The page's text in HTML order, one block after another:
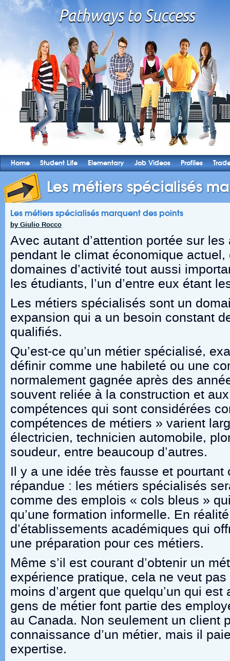
Home Student Life Elementary Job Videos Profiles
Les métiers spécialisés
Les métiers spécialisés marquent des points
by Giulio Rocco
Avec autant d’attention portée sur
pendant le climat économique actuel,
domaines d’activité tout aussi
les étudiants, l’un d’entre eux étant
Les métiers spécialisés sont un
expansion qui a un besoin constant
qualifiés.
Qu’est-ce qu’un métier spécialisé,
définir comme une habileté ou une
normalement gagnée après des
souvent reliée à la construction et
compétences qui sont considérées
compétences de métiers » varient
électricien, technicien automobile,
soudeur, entre beaucoup d’autres.
Il y a une idée très fausse et pourtant
répandue : les métiers spécialisés
comme des emplois « cols bleus »
qu’une formation informelle. En
d’établissements académiques qui
une préparation pour ces métiers.
Même s’il est courant d’obtenir un
expérience pratique, cela ne veut
moins d’argent que quelqu’un qui est
gens de métier font partie des
au Canada. Non seulement un client
connaissance d’un métier, mais il
expertise.